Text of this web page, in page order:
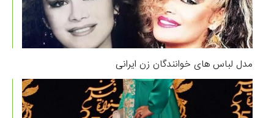
مدل لباس های خوانندگان زن ایرانی